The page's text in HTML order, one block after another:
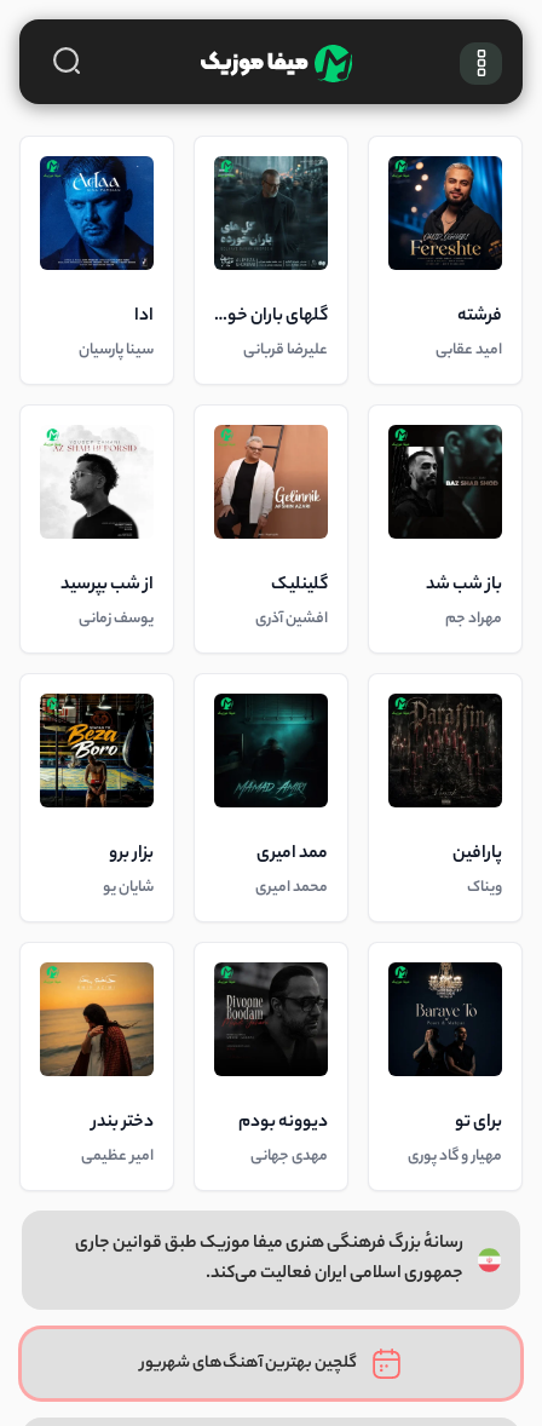
فرشته
امید عقابی
گلهای باران خورده
علیرضا قربانی
ادا
سینا پارسیان
باز شب شد
مهراد جم
گلینلیک
افشین آذری
از شب بپرسید
یوسف زمانی
پارافین
ویناک
ممد امیری
محمد امیری
بزار برو
شایان یو
برای تو
مهیار و گاد پوری
دیوونه بودم
مهدی جهانی
دختر بندر
امیر عظیمی
رسانهٔ بزرگ فرهنگی هنری میفا موزیک طبق قوانین جاری
جمهوری اسلامی ایران فعالیت می‌کند.
گلچین بهترین آهنگ‌های شهریور